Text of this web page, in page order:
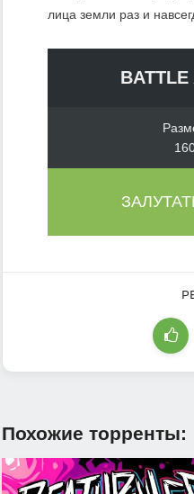
лица земли раз и
BATTLE
Похожие торренты: